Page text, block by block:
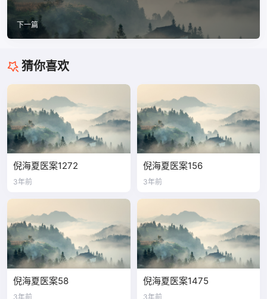
下一篇
猜你喜欢
倪海夏医案1272
3年前
倪海夏医案156
3年前
倪海夏医案58
3年前
倪海夏医案1475
3年前